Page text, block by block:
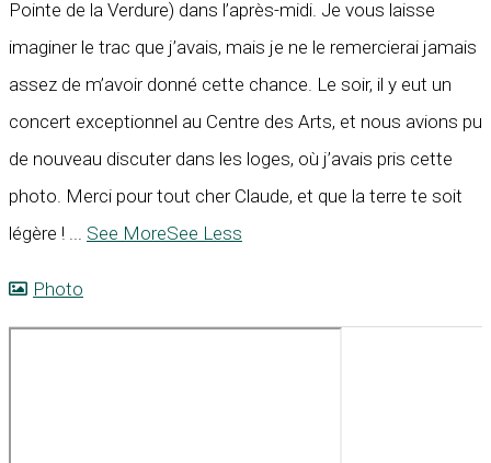
Pointe de la Verdure) dans l’après-midi. Je vous laisse
imaginer le trac que j’avais, mais je ne le remercierai jamais
assez de m’avoir donné cette chance. Le soir, il y eut un
concert exceptionnel au Centre des Arts, et nous avions pu
de nouveau discuter dans les loges, où j’avais pris cette
photo. Merci pour tout cher Claude, et que la terre te soit
légère ! ... See MoreSee Less
Photo